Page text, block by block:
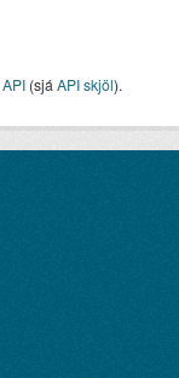
API (sjá API skjöl).